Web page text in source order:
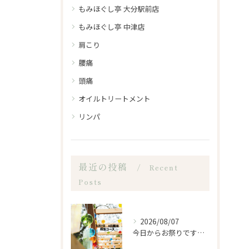
もみほぐし亭 大分駅前店
もみほぐし亭 中津店
肩こり
腰痛
頭痛
オイルトリートメント
リンパ
最近の投稿
Recent
Posts
2026/08/07
今日からお祭りですね！